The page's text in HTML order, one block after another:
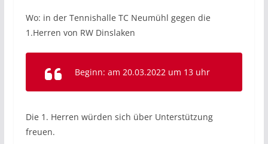
Wo: in der Tennishalle TC Neumühl gegen die
1.Herren von RW Dinslaken
Beginn: am 20.03.2022 um 13 uhr
Die 1. Herren würden sich über Unterstützung
freuen.